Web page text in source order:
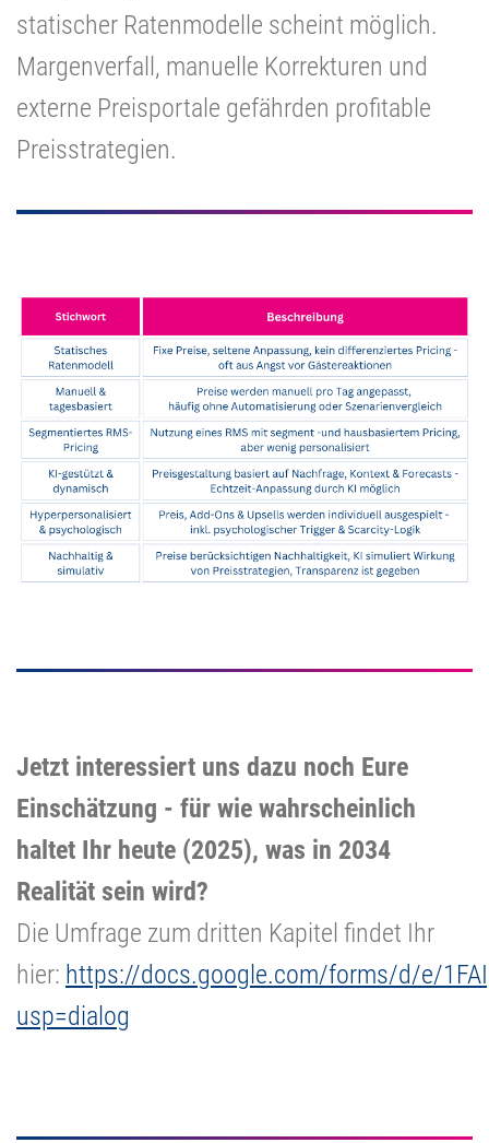
statischer Ratenmodelle scheint möglich.
Margenverfall, manuelle Korrekturen und
externe Preisportale gefährden profitable
Preisstrategien.
Jetzt interessiert uns dazu noch Eure
Einschätzung - für wie wahrscheinlich
haltet Ihr heute (2025), was in 2034
Realität sein wird?
Die Umfrage zum dritten Kapitel findet Ihr
hier: https://docs.google.com/forms/d/e/
usp=dialog